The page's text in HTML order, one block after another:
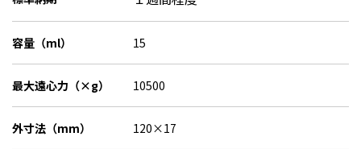
容量（ml） 15
最大遠心力（×g） 10500
外寸法（mm） 120×17